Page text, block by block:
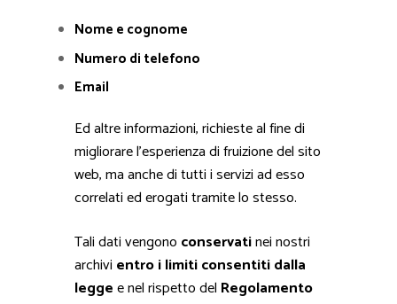
Nome e cognome
Numero di telefono
Email
Ed altre informazioni, richieste al fine di
migliorare l’esperienza di fruizione del sito
web, ma anche di tutti i servizi ad esso
correlati ed erogati tramite lo stesso.
Tali dati vengono conservatinei nostri
archivi entro i limiti consentiti dalla
leggee nel rispetto del Regolamento